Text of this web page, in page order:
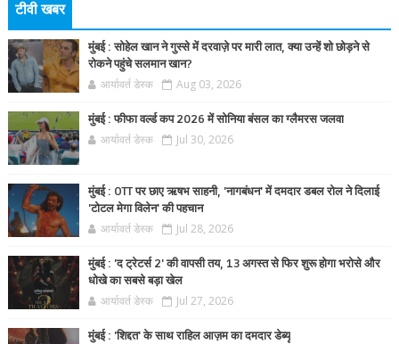
टीवी खबर
मुंबई : सोहेल खान ने गुस्से में दरवाज़े पर मारी लात, क्या उन्हें शो छोड़ने से
रोकने पहुंचे सलमान खान?
आर्यावर्त डेस्क Aug 03, 2026
मुंबई : फीफा वर्ल्ड कप 2026 में सोनिया बंसल का ग्लैमरस जलवा
आर्यावर्त डेस्क Jul 30, 2026
मुंबई : OTT पर छाए ऋषभ साहनी, 'नागबंधन' में दमदार डबल रोल ने दिलाई
'टोटल मेगा विलेन' की पहचान
आर्यावर्त डेस्क Jul 28, 2026
मुंबई : 'द ट्रेटर्स 2' की वापसी तय, 13 अगस्त से फिर शुरू होगा भरोसे और
धोखे का सबसे बड़ा खेल
आर्यावर्त डेस्क Jul 27, 2026
मुंबई : 'शिद्दत' के साथ राहिल आज़म का दमदार डेब्यू